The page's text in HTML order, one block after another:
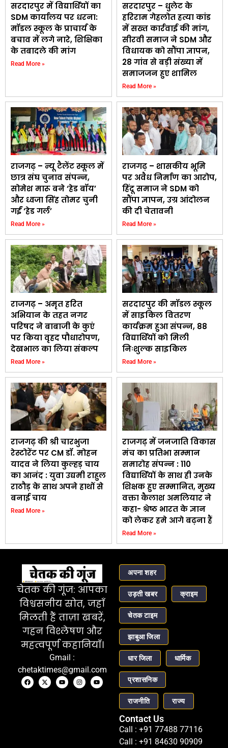
सरदारपुर में विद्यार्थियों का
SDM कार्यालय पर धरना:
मॉडल स्कूल के प्राचार्य के
बचाव में लगे नारे, शिक्षिका
के तबादले की मांग
Read More »
सरदारपुर – धुलेट के
हरिराम गेहलोत हत्या कांड
में सख्त कार्रवाई की मांग,
सीरवी समाज ने SDM और
विधायक को सौंपा ज्ञापन,
28 गांव से बड़ी संख्या में
समाजजन हुए शामिल
Read More »
राजगढ़ – न्यू टैलेंट स्कूल में
छात्र संघ चुनाव संपन्न,
सोमेश मारू बने ‘हेड बॉय’
और ध्वजा सिंह तोमर चुनी
गईं ‘हेड गर्ल’
Read More »
राजगढ़ – शासकीय भूमि
पर अवैध निर्माण का आरोप,
हिंदू समाज ने SDM को
सौंपा ज्ञापन, उग्र आंदोलन
की दी चेतावनी
Read More »
राजगढ़ – अमृत हरित
अभियान के तहत नगर
परिषद ने बाबाजी के कुएं
पर किया वृहद पौधारोपण,
देखभाल का लिया संकल्प
Read More »
सरदारपुर की मॉडल स्कूल
में साइकिल वितरण
कार्यक्रम हुआ संपन्न, 88
विद्यार्थियों को मिली
निःशुल्क साइकिल
Read More »
राजगढ़ की श्री चारभुजा
रेस्टोरेंट पर CM डॉ. मोहन
यादव ने लिया कुल्हड़ चाय
का आनंद : युवा उद्यमी राहुल
राठौड़ के साथ अपने हाथों से
बनाई चाय
Read More »
राजगढ़ में जनजाति विकास
मंच का प्रतिभा सम्मान
समारोह संपन्न : 110
विद्यार्थियों के साथ ही उनके
शिक्षक हुए सम्मानित, मुख्य
वक्ता कैलाश अमलियार ने
कहा- श्रेष्ठ भारत के ज्ञान
को लेकर हमे आगे बढ़ना हैं
Read More »
चेतक की गूंज: आपका
विश्वसनीय स्रोत, जहाँ
मिलती हैं ताज़ा खबरें,
गहन विश्लेषण और
महत्वपूर्ण कहानियाँ।
Gmail :
chetaktimes@gmail.com
अपना शहर
उड़ती खबर क्राइम
चेतक टाइम
झाबुआ जिला
धार जिला धार्मिक
प्रशासनिक
राजनीति राज्य
Contact Us
Call : +91 77488 77116
Call : +91 84630 90909